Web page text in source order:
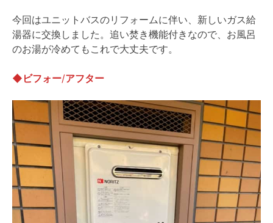
今回はユニットバスのリフォームに伴い、新しいガス給
湯器に交換しました。追い焚き機能付きなので、お風呂
のお湯が冷めてもこれで大丈夫です。
◆ビフォー/アフター